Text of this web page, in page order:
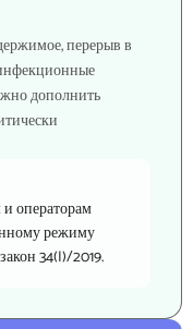
перерыв в
дополнить
операторам
режиму
34(I)/2019.